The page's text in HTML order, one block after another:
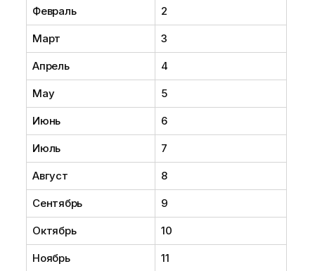
Февраль 2
Март 3
Апрель 4
May 5
Июнь 6
Июль 7
Август 8
Сентябрь 9
Октябрь 10
Ноябрь 11